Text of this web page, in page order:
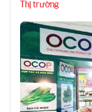
Thị trường